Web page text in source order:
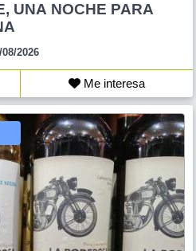
UNA NOCHE PARA
2026
Me interesa